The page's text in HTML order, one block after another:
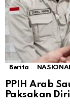
Berita
PPIH Arab
Paksakan